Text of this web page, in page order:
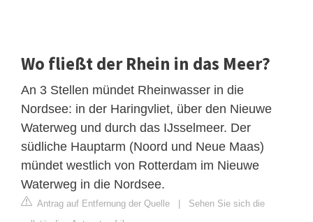
Wo fließt der Rhein in das Meer?
An 3 Stellen mündet Rheinwasser in die
Nordsee: in der Haringvliet, über den Nieuwe
Waterweg und durch das IJsselmeer. Der
südliche Hauptarm (Noord und Neue Maas)
mündet westlich von Rotterdam im Nieuwe
Waterweg in die Nordsee.
Antrag auf Entfernung der Quelle | Sehen Sie sich die